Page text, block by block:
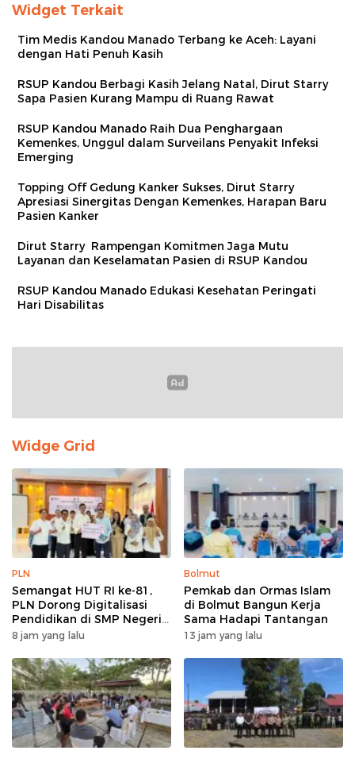
Widget Terkait
Tim Medis Kandou Manado Terbang ke Aceh: Layani
dengan Hati Penuh Kasih
RSUP Kandou Berbagi Kasih Jelang Natal, Dirut Starry
Sapa Pasien Kurang Mampu di Ruang Rawat
RSUP Kandou Manado Raih Dua Penghargaan
Kemenkes, Unggul dalam Surveilans Penyakit Infeksi
Emerging
Topping Off Gedung Kanker Sukses, Dirut Starry
Apresiasi Sinergitas Dengan Kemenkes, Harapan Baru
Pasien Kanker
Dirut Starry Rampengan Komitmen Jaga Mutu
Layanan dan Keselamatan Pasien di RSUP Kandou
RSUP Kandou Manado Edukasi Kesehatan Peringati
Hari Disabilitas
Widge Grid
PLN
Semangat HUT RI ke-81,
PLN Dorong Digitalisasi
Pendidikan di SMP Negeri
1 Palu Lewat Program TJSL
8 jam yang lalu
Bolmut
Pemkab dan Ormas Islam
di Bolmut Bangun Kerja
Sama Hadapi Tantangan
13 jam yang lalu